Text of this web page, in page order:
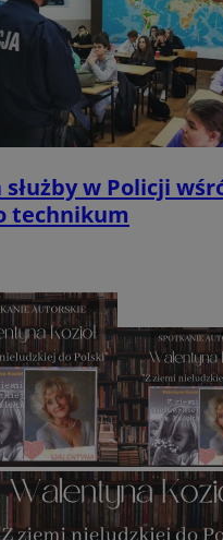
służby w Policji
technikum